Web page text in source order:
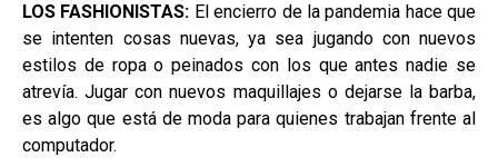
LOS FASHIONISTAS: El encierro de la pandemia hace que
se intenten cosas nuevas, ya sea jugando con nuevos
estilos de ropa o peinados con los que antes nadie se
atrevía. Jugar con nuevos maquillajes o dejarse la barba,
es algo que está de moda para quienes trabajan frente al
computador.